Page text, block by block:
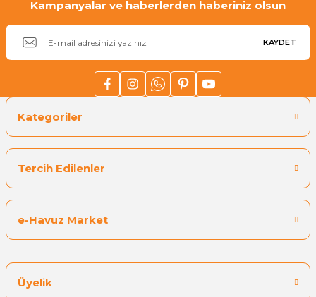
Kampanyalar ve haberlerden haberiniz olsun
KAYDET
Kategoriler
Tercih Edilenler
e-Havuz Market
Üyelik